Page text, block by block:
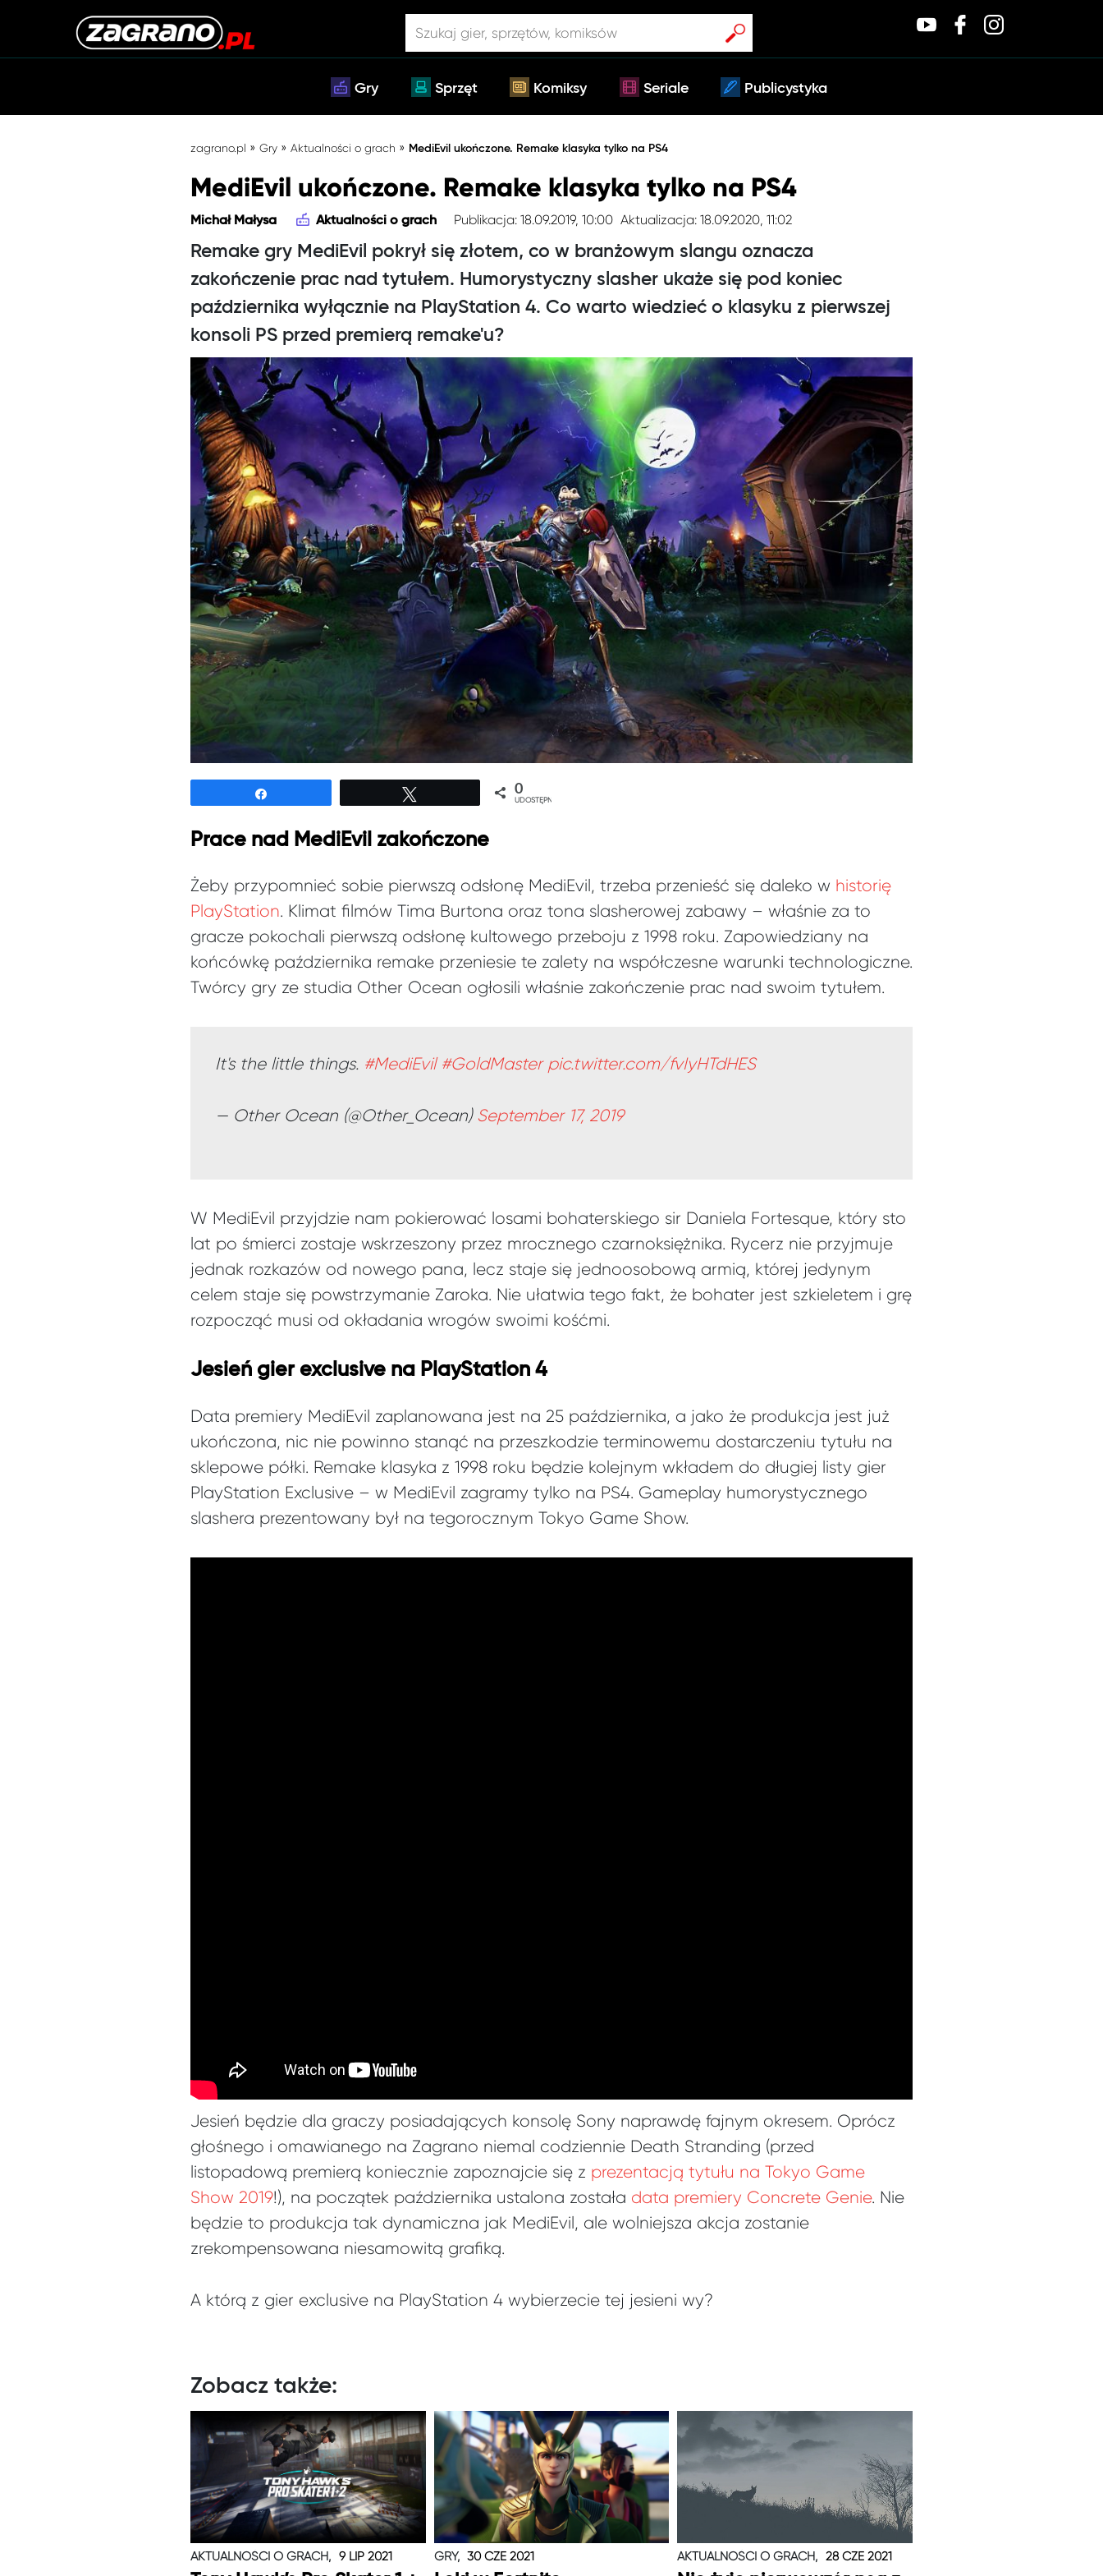
Gry Sprzęt Komiksy Seriale Publicystyka
zagrano.pl » Gry » Aktualności o grach » MediEvil ukończone. Remake klasyka tylko na PS4
MediEvil ukończone. Remake klasyka tylko na PS4
Michał Małysa Aktualności o grach Publikacja: 18.09.2019, 10:00 Aktualizacja: 18.09.2020, 11:02
Remake gry MediEvil pokrył się złotem, co w branżowym slangu oznacza
zakończenie prac nad tytułem. Humorystyczny slasher ukaże się pod koniec
października wyłącznie na PlayStation 4. Co warto wiedzieć o klasyku z pierwszej
konsoli PS przed premierą remake'u?
0
UDOSTĘPNIEŃ
Prace nad MediEvil zakończone
Żeby przypomnieć sobie pierwszą odsłonę MediEvil, trzeba przenieść się daleko w historię
PlayStation. Klimat filmów Tima Burtona oraz tona slasherowej zabawy – właśnie za to
gracze pokochali pierwszą odsłonę kultowego przeboju z 1998 roku. Zapowiedziany na
końcówkę października remake przeniesie te zalety na współczesne warunki technologiczne.
Twórcy gry ze studia Other Ocean ogłosili właśnie zakończenie prac nad swoim tytułem.
It's the little things. #MediEvil #GoldMaster pic.twitter.com/fvIyHTdHES
— Other Ocean (@Other_Ocean) September 17, 2019
W MediEvil przyjdzie nam pokierować losami bohaterskiego sir Daniela Fortesque, który sto
lat po śmierci zostaje wskrzeszony przez mrocznego czarnoksiężnika. Rycerz nie przyjmuje
jednak rozkazów od nowego pana, lecz staje się jednoosobową armią, której jedynym
celem staje się powstrzymanie Zaroka. Nie ułatwia tego fakt, że bohater jest szkieletem i grę
rozpocząć musi od okładania wrogów swoimi kośćmi.
Jesień gier exclusive na PlayStation 4
Data premiery MediEvil zaplanowana jest na 25 października, a jako że produkcja jest już
ukończona, nic nie powinno stanąć na przeszkodzie terminowemu dostarczeniu tytułu na
sklepowe półki. Remake klasyka z 1998 roku będzie kolejnym wkładem do długiej listy gier
PlayStation Exclusive – w MediEvil zagramy tylko na PS4. Gameplay humorystycznego
slashera prezentowany był na tegorocznym Tokyo Game Show.
Jesień będzie dla graczy posiadających konsolę Sony naprawdę fajnym okresem. Oprócz
głośnego i omawianego na Zagrano niemal codziennie Death Stranding (przed
listopadową premierą koniecznie zapoznajcie się z prezentacją tytułu na Tokyo Game
Show 2019!), na początek października ustalona została data premiery Concrete Genie. Nie
będzie to produkcja tak dynamiczna jak MediEvil, ale wolniejsza akcja zostanie
zrekompensowana niesamowitą grafiką.
A którą z gier exclusive na PlayStation 4 wybierzecie tej jesieni wy?
Zobacz także:
AKTUALNOŚCI O GRACH, 9 LIP 2021 GRY, 30 CZE 2021 AKTUALNOŚCI O GRACH, 28 CZE 2021